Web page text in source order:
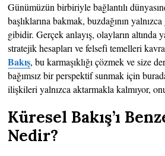
Günümüzün birbiriyle bağlantılı
başlıklarına bakmak, buzdağının
gibidir. Gerçek anlayış, olayların altında
stratejik hesapları ve felsefi temelleri
Bakış, bu karmaşıklığı çözmek ve size
bağımsız bir perspektif sunmak için
ilişkileri yalnızca aktarmakla kalmıyor,
Küresel Bakış’ı
Nedir?